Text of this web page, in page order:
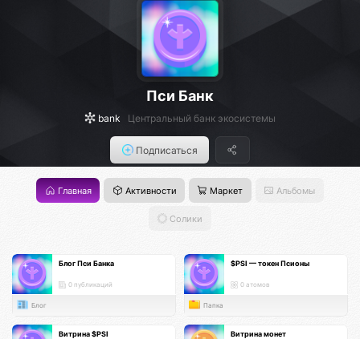
Пси Банк
bank Центральный банк экосистемы
Подписаться
Главная Активности Маркет Альбомы
Солики
Блог Пси Банка
0 публикаций
Блог
$PSI — токен Псионы
0 атомов
Папка
Витрина $PSI Витрина монет